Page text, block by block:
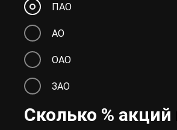
ПАО
АО
ОАО
ЗАО
Сколько %